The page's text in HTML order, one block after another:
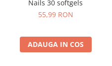
Power System
Nails 30 softgels
55,99 RON
ADAUGA IN COS